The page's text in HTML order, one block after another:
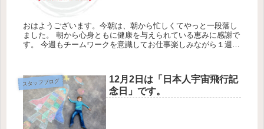
おはようございます。今朝は、朝から忙しくてやっと一段落し
ました。 朝から心身ともに健康を与えられている恵みに感謝で
す。 今週もチームワークを意識してお仕事楽しみながら１週間
スタッフブログ
12月2日は「日本人宇宙飛行記
念日」です。